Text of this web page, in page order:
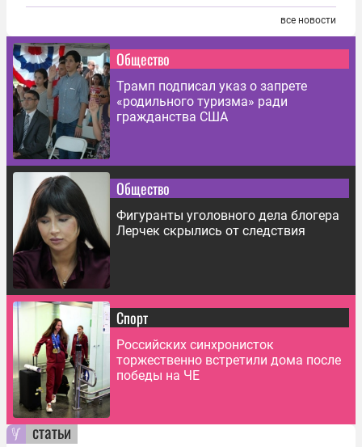
все новости
Общество
Трамп подписал указ о запрете
«родильного туризма» ради
гражданства США
Общество
Фигуранты уголовного дела блогера
Лерчек скрылись от следствия
Спорт
Российских синхронисток
торжественно встретили дома после
победы на ЧЕ
статьи